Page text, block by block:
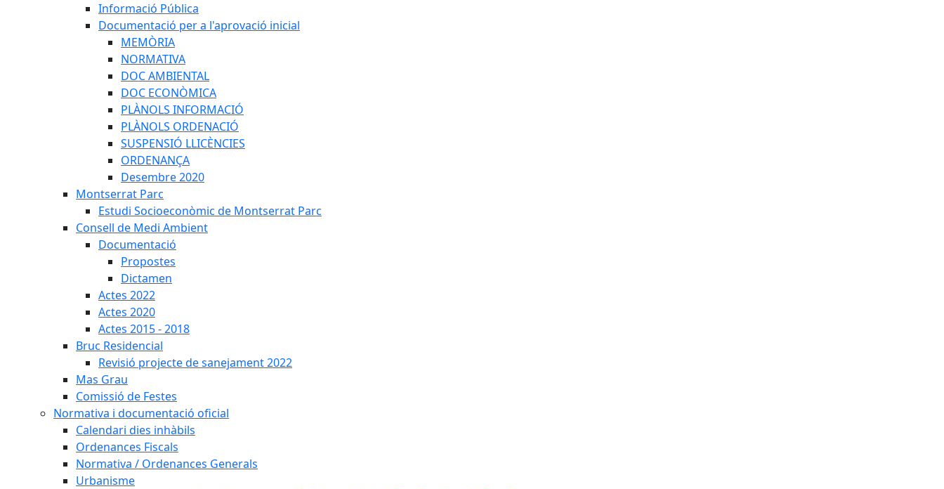
Informació Pública
Documentació per a l'aprovació inicial
MEMÒRIA
NORMATIVA
DOC AMBIENTAL
DOC ECONÒMICA
PLÀNOLS INFORMACIÓ
PLÀNOLS ORDENACIÓ
SUSPENSIÓ LLICÈNCIES
ORDENANÇA
Desembre 2020
Montserrat Parc
Estudi Socioeconòmic de Montserrat Parc
Consell de Medi Ambient
Documentació
Propostes
Dictamen
Actes 2022
Actes 2020
Actes 2015 - 2018
Bruc Residencial
Revisió projecte de sanejament 2022
Mas Grau
Comissió de Festes
Normativa i documentació oficial
Calendari dies inhàbils
Ordenances Fiscals
Normativa / Ordenances Generals
Urbanisme